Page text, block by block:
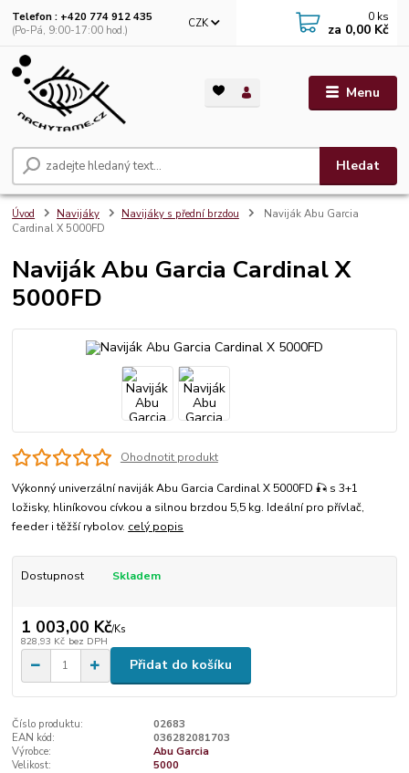
Menu
CZK
Hledat
Telefon : +420 774 912 435
(Po-Pá, 9:00-17:00 hod.)
0 ks
za 0,00 Kč
Úvod Navijáky Navijáky s přední brzdou
Naviják Abu Garcia
Cardinal X 5000FD
Naviják Abu Garcia Cardinal X
5000FD
Ohodnotit produkt
Výkonný univerzální naviják Abu Garcia Cardinal X 5000FD 🎣 s 3+1
ložisky, hliníkovou cívkou a silnou brzdou 5,5 kg. Ideální pro přívlač,
feeder i těžší rybolov. celý popis
Dostupnost Skladem
1 003,00 Kč/Ks
828,93 Kč bez DPH
Přidat do košíku
Číslo produktu:
02683
EAN kód:
036282081703
Výrobce:
Abu Garcia
Velikost:
5000